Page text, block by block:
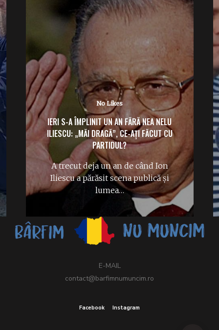
No Likes
IERI S-A ÎMPLINIT UN AN FĂRĂ NEA NELU
ILIESCU: „MĂI DRAGĂ”, CE-AȚI FĂCUT CU
PARTIDUL?
A trecut deja un an de când Ion
Iliescu a părăsit scena publică și
lumea…
E-MAIL
contact@barfimnumuncim.ro
Facebook Instagram